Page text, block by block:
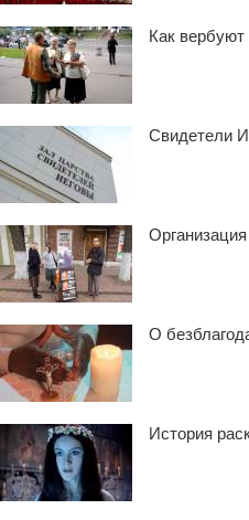
Как
Свидетели
О
История